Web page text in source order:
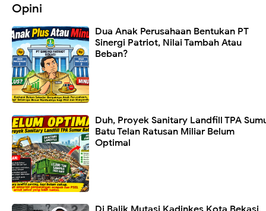
Opini
Dua Anak Perusahaan Bentukan PT
Sinergi Patriot, Nilai Tambah Atau
Beban?
Duh, Proyek Sanitary Landfill TPA
Batu Telan Ratusan Miliar Belum
Optimal